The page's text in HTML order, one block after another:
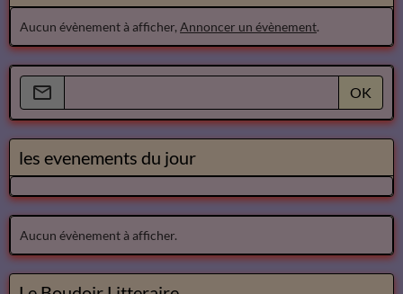
Aucun évènement à afficher, Annoncer un évènement.
OK
les evenements du jour
Aucun évènement à afficher.